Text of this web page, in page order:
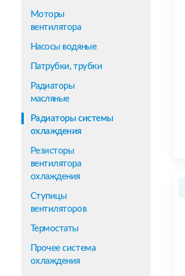
Моторы
вентилятора
Насосы водяные
Патрубки, трубки
Радиаторы
масляные
Радиаторы системы
охлаждения
Резисторы
вентилятора
охлаждения
Ступицы
вентиляторов
Термостаты
Прочее система
охлаждения